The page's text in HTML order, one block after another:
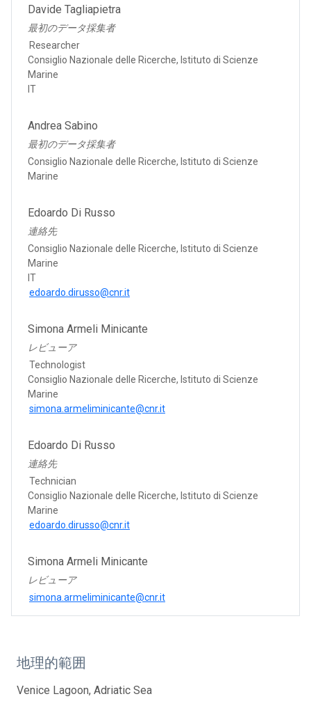
Davide Tagliapietra
最初のデータ採集者
Researcher
Consiglio Nazionale delle Ricerche, Istituto di Scienze
Marine
IT
Andrea Sabino
最初のデータ採集者
Consiglio Nazionale delle Ricerche, Istituto di Scienze
Marine
Edoardo Di Russo
連絡先
Consiglio Nazionale delle Ricerche, Istituto di Scienze
Marine
IT
edoardo.dirusso@cnr.it
Simona Armeli Minicante
レビューア
Technologist
Consiglio Nazionale delle Ricerche, Istituto di Scienze
Marine
simona.armeliminicante@cnr.it
Edoardo Di Russo
連絡先
Technician
Consiglio Nazionale delle Ricerche, Istituto di Scienze
Marine
edoardo.dirusso@cnr.it
Simona Armeli Minicante
レビューア
simona.armeliminicante@cnr.it
地理的範囲
Venice Lagoon, Adriatic Sea